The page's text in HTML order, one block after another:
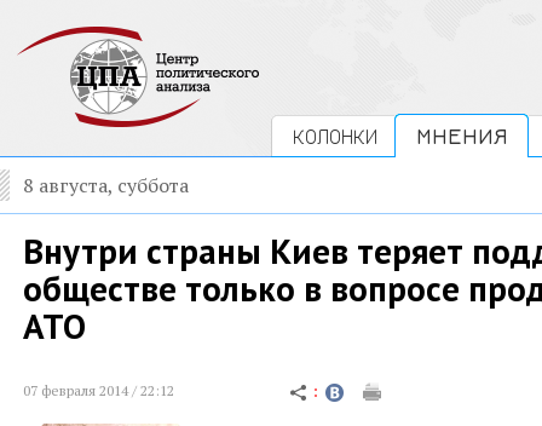
КОЛОНКИ МНЕНИЯ
8 августа, суббота
Внутри страны Киев теряет
обществе только в вопросе
АТО
07 февраля 2014 / 22:12